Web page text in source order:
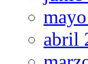
abril